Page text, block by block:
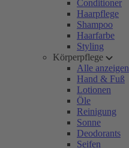
Conditioner
Haarpflege
Shampoo
Haarfarbe
Styling
Körperpflege
Alle anzeigen
Hand & Fuß
Lotionen
Öle
Reinigung
Sonne
Deodorants
Seifen